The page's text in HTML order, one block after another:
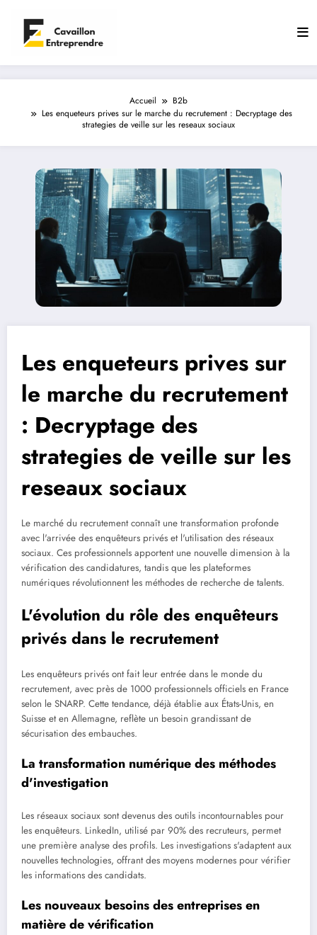
Accueil
B2b
Les enqueteurs prives sur le marche du recrutement : Decryptage des
strategies de veille sur les reseaux sociaux
Les enqueteurs prives sur
le marche du recrutement
: Decryptage des
strategies de veille sur les
reseaux sociaux
Le marché du recrutement connaît une transformation profonde
avec l'arrivée des enquêteurs privés et l'utilisation des réseaux
sociaux. Ces professionnels apportent une nouvelle dimension à la
vérification des candidatures, tandis que les plateformes
numériques révolutionnent les méthodes de recherche de talents.
L'évolution du rôle des enquêteurs
privés dans le recrutement
Les enquêteurs privés ont fait leur entrée dans le monde du
recrutement, avec près de 1000 professionnels officiels en France
selon le SNARP. Cette tendance, déjà établie aux États-Unis, en
Suisse et en Allemagne, reflète un besoin grandissant de
sécurisation des embauches.
La transformation numérique des méthodes
d'investigation
Les réseaux sociaux sont devenus des outils incontournables pour
les enquêteurs. LinkedIn, utilisé par 90% des recruteurs, permet
une première analyse des profils. Les investigations s'adaptent aux
nouvelles technologies, offrant des moyens modernes pour vérifier
les informations des candidats.
Les nouveaux besoins des entreprises en
matière de vérification